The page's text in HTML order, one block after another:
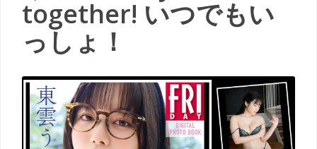
together! いつでもい
っしょ！